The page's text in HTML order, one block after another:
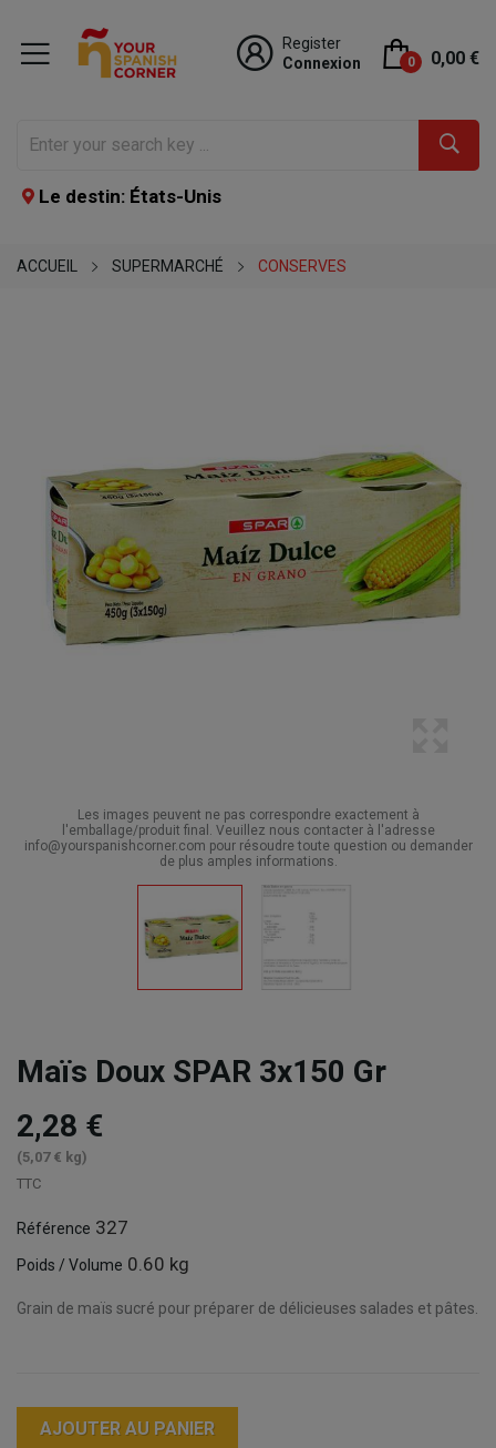
Register
Connexion
0 0,00 €
Le destin: États-Unis
ACCUEIL SUPERMARCHÉ CONSERVES
Les images peuvent ne pas correspondre exactement à
l'emballage/produit final. Veuillez nous contacter à l'adresse
info@yourspanishcorner.com pour résoudre toute question ou demander
de plus amples informations.
Maïs Doux SPAR 3x150 Gr
2,28 €
(5,07 € kg)
TTC
Référence 327
Poids / Volume 0.60 kg
Grain de maïs sucré pour préparer de délicieuses salades et pâtes.
AJOUTER AU PANIER